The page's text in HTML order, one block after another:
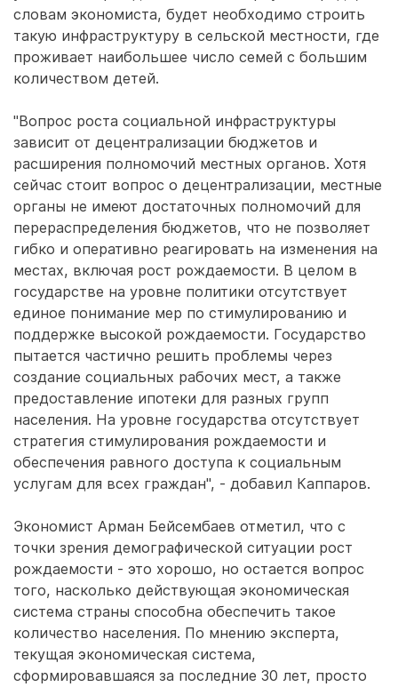
словам экономиста, будет необходимо строить
такую инфраструктуру в сельской местности, где
проживает наибольшее число семей с большим
количеством детей.
"Вопрос роста социальной инфраструктуры
зависит от децентрализации бюджетов и
расширения полномочий местных органов. Хотя
сейчас стоит вопрос о децентрализации, местные
органы не имеют достаточных полномочий для
перераспределения бюджетов, что не позволяет
гибко и оперативно реагировать на изменения на
местах, включая рост рождаемости. В целом в
государстве на уровне политики отсутствует
единое понимание мер по стимулированию и
поддержке высокой рождаемости. Государство
пытается частично решить проблемы через
создание социальных рабочих мест, а также
предоставление ипотеки для разных групп
населения. На уровне государства отсутствует
стратегия стимулирования рождаемости и
обеспечения равного доступа к социальным
услугам для всех граждан", - добавил Каппаров.
Экономист Арман Бейсембаев отметил, что с
точки зрения демографической ситуации рост
рождаемости - это хорошо, но остается вопрос
того, насколько действующая экономическая
система страны способна обеспечить такое
количество населения. По мнению эксперта,
текущая экономическая система,
сформировавшаяся за последние 30 лет, просто